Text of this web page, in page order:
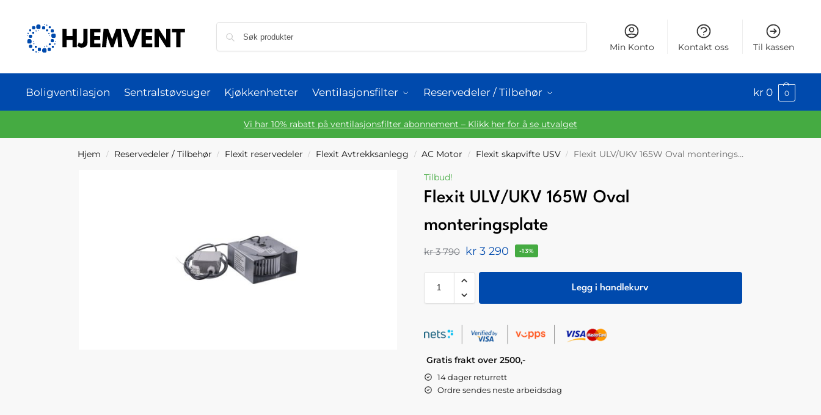
Min Konto Kontakt oss Til kassen
Boligventilasjon Sentralstøvsuger Kjøkkenhetter Ventilasjonsfilter Reservedeler / Tilbehør kr 0 0
Vi har 10% rabatt på ventilasjonsfilter abonnement – Klikk her for å se utvalget
Hjem / Reservedeler / Tilbehør / Flexit reservedeler / Flexit Avtrekksanlegg / AC Motor / Flexit skapvifte USV / Flexit ULV/UKV 165W Oval monteringsplate
Tilbud!
Flexit ULV/UKV 165W Oval
monteringsplate
kr3 790 kr3 290 -13%
Legg i handlekurv
Gratis frakt over 2500,-
14 dager returrett
Ordre sendes neste arbeidsdag